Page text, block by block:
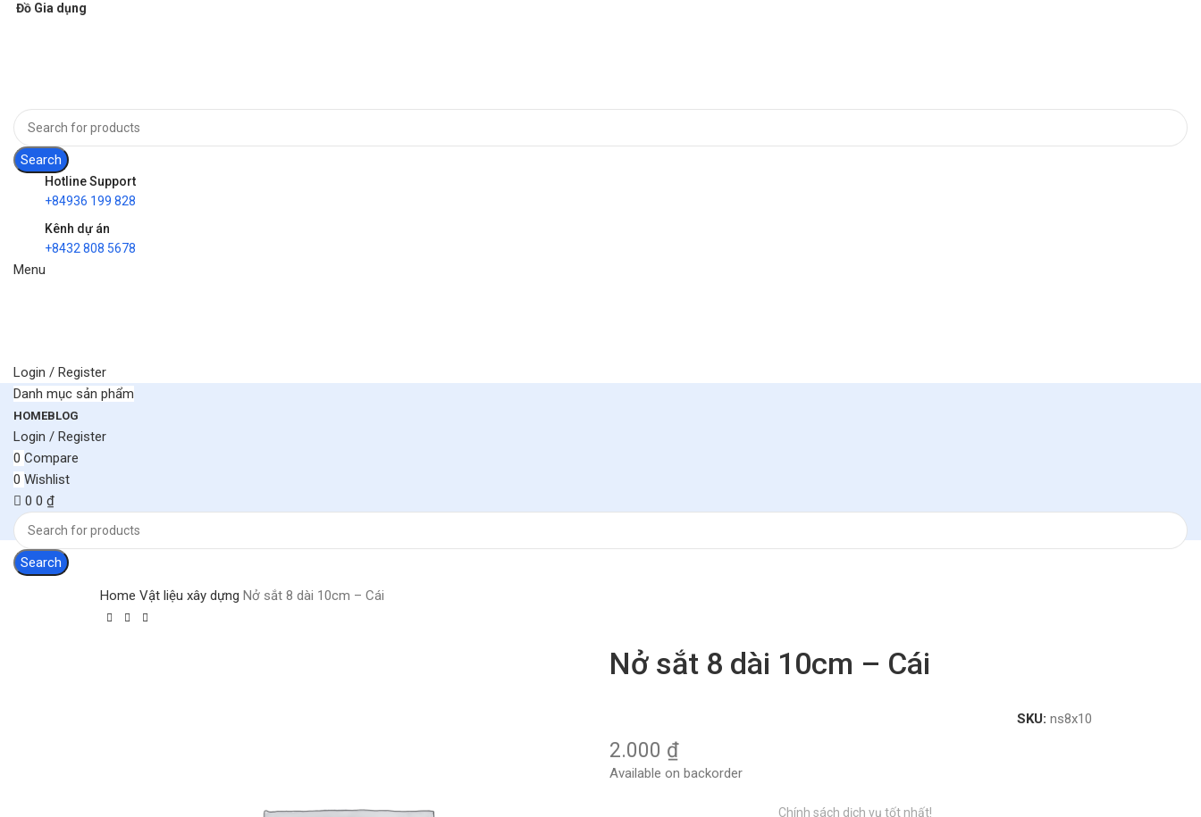
Đồ Gia dụng
Search
Hotline Support
+84936 199 828
Kênh dự án
+8432 808 5678
Menu
Login / Register
Danh mục sản phẩm
HOMEBLOG
Login / Register
0 Compare
0 Wishlist
0 0 ₫
Search
Home Vật liệu xây dựng Nở sắt 8 dài 10cm – Cái
Nở sắt 8 dài 10cm – Cái
SKU: ns8x10
2.000 ₫
Available on backorder
Chính sách dịch vụ tốt nhất!